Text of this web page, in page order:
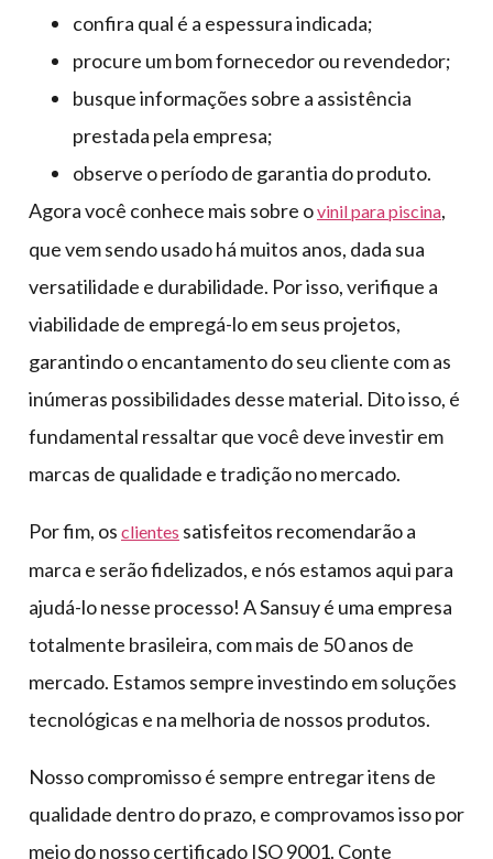
confira qual é a espessura indicada;
procure um bom fornecedor ou revendedor;
busque informações sobre a assistência
prestada pela empresa;
observe o período de garantia do produto.
Agora você conhece mais sobre ovinil para piscina,
que vem sendo usado há muitos anos, dada sua
versatilidade e durabilidade. Por isso, verifique a
viabilidade de empregá-lo em seus projetos,
garantindo o encantamento do seu cliente com as
inúmeras possibilidades desse material. Dito isso, é
fundamental ressaltar que você deve investir em
marcas de qualidade e tradição no mercado.
Por fim, os clientes satisfeitos recomendarão a
marca e serão fidelizados, e nós estamos aqui para
ajudá-lo nesse processo! A Sansuy é uma empresa
totalmente brasileira, com mais de 50 anos de
mercado. Estamos sempre investindo em soluções
tecnológicas e na melhoria de nossos produtos.
Nosso compromisso é sempre entregar itens de
qualidade dentro do prazo, e comprovamos isso por
meio do nosso certificado ISO 9001. Conte